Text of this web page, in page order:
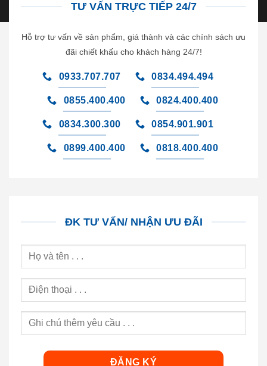
TƯ VẤN TRỰC TIẾP 24/7
Hỗ trợ tư vấn về sản phẩm, giá thành và các chính sách ưu
đãi chiết khấu cho khách hàng 24/7!
0933.707.707 0834.494.494
0855.400.400 0824.400.400
0834.300.300 0854.901.901
0899.400.400 0818.400.400
ĐK TƯ VẤN/ NHẬN ƯU ĐÃI